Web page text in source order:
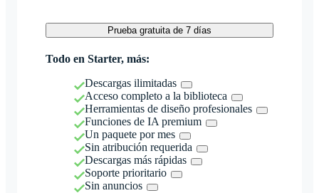
Prueba gratuita de 7 días
Todo en Starter, más:
Descargas ilimitadas
Acceso completo a la biblioteca
Herramientas de diseño profesionales
Funciones de IA premium
Un paquete por mes
Sin atribución requerida
Descargas más rápidas
Soporte prioritario
Sin anuncios